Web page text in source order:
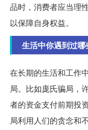
品时，消费者应当理
以保障自身权益。
生活中你遇到过
在长期的生活和工作
局。比如庞氏骗局，
者的资金支付前期投
局利用人们的贪念和